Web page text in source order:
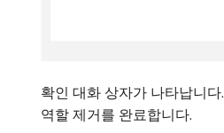
확인 대화 상자가 나타납니다.
역할 제거를 완료합니다.